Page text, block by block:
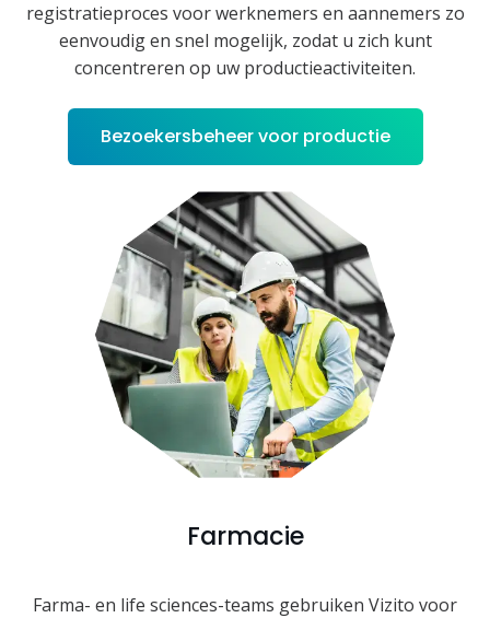
registratieproces voor werknemers en aannemers zo
eenvoudig en snel mogelijk, zodat u zich kunt
concentreren op uw productieactiviteiten.
Bezoekersbeheer voor productie
Farmacie
Farma- en life sciences-teams gebruiken Vizito voor